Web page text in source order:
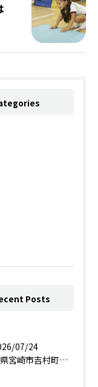
Posts
07/24
宮崎県宮崎市吉村町にあるスポーツクラブ